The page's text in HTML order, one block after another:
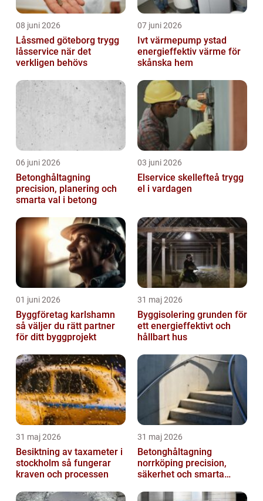
08 juni 2026
Låssmed göteborg trygg
låsservice när det
verkligen behövs
07 juni 2026
Ivt värmepump ystad
energieffektiv värme för
skånska hem
06 juni 2026
Betonghåltagning
precision, planering och
smarta val i betong
03 juni 2026
Elservice skellefteå trygg
el i vardagen
01 juni 2026
Byggföretag karlshamn
så väljer du rätt partner
för ditt byggprojekt
31 maj 2026
Byggisolering grunden för
ett energieffektivt och
hållbart hus
31 maj 2026
Besiktning av taxameter i
stockholm så fungerar
kraven och processen
31 maj 2026
Betonghåltagning
norrköping precision,
säkerhet och smarta